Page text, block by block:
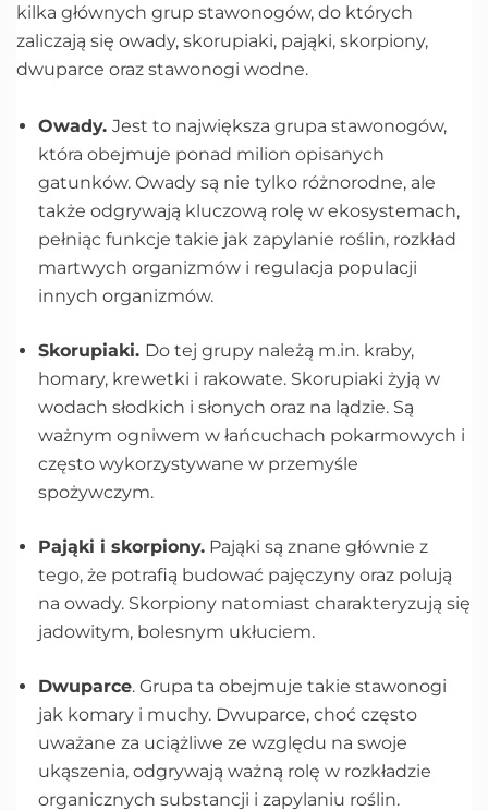
kilka głównych grup stawonogów, do których
zaliczają się owady, skorupiaki, pająki, skorpiony,
dwuparce oraz stawonogi wodne.
Owady. Jest to największa grupa stawonogów,
która obejmuje ponad milion opisanych
gatunków. Owady są nie tylko różnorodne, ale
także odgrywają kluczową rolę w ekosystemach,
pełniąc funkcje takie jak zapylanie roślin, rozkład
martwych organizmów i regulacja populacji
innych organizmów.
Skorupiaki. Do tej grupy należą m.in. kraby,
homary, krewetki i rakowate. Skorupiaki żyją w
wodach słodkich i słonych oraz na lądzie. Są
ważnym ogniwem w łańcuchach pokarmowych i
często wykorzystywane w przemyśle
spożywczym.
Pająki i skorpiony. Pająki są znane głównie z
tego, że potrafią budować pajęczyny oraz polują
na owady. Skorpiony natomiast charakteryzują się
jadowitym, bolesnym ukłuciem.
Dwuparce. Grupa ta obejmuje takie stawonogi
jak komary i muchy. Dwuparce, choć często
uważane za uciążliwe ze względu na swoje
ukąszenia, odgrywają ważną rolę w rozkładzie
organicznych substancji i zapylaniu roślin.